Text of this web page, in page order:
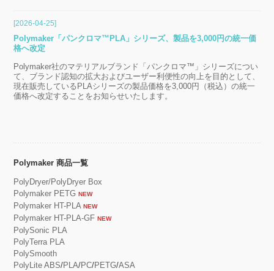
[2026-04-25]
Polymaker「パンクロマ™PLA」シリーズ、製品を3,000円の統一価
格へ改定
Polymaker社のマテリアルブランド「パンクロマ™」シリーズについ
て、ブランド認知の拡大およびユーザー利便性の向上を目的として、
現在販売しているPLAシリーズの製品価格を3,000円（税込）の統一
価格へ改定することをお知らせいたします。
Polymaker 商品一覧
PolyDryer/PolyDryer Box
Polymaker PETG NEW
Polymaker HT-PLA NEW
Polymaker HT-PLA-GF NEW
PolySonic PLA
PolyTerra PLA
PolySmooth
PolyLite ABS/PLA/PC/PETG/ASA